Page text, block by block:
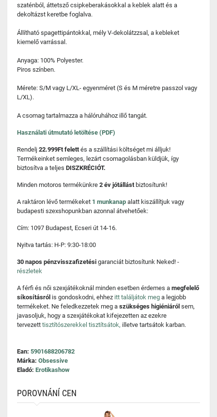
szaténból, áttetsző csipkeberakásokkal a keblek alatt és a
dekoltázst keretbe foglalva.
Állítható spagettipántokkal, mély V-dekolátzzsal, a kebleket
kiemelő varrással.
Anyaga: 100% Polyester.
Piros színben.
Mérete: S/M vagy L/XL- egyenméret (S és M méretre passzol vagy
L/XL).
A csomag tartalmazza a hálóruhához illő tangát.
Használati útmutató letöltése (PDF)
Rendelj 22.999Ft felettés a szállítási költséget mi álljuk!
Termékeinket semleges, lezárt csomagolásban küldjük, így
biztosítva a teljes DISZKRÉCIÓT.
Minden motoros termékünkre 2 év jótállást biztosítunk!
A raktáron lévő termékeket 1 munkanap alatt kiszállítjuk vagy
budapesti szexshopunkban azonnal átvehetőek:
Cím: 1097 Budapest, Ecseri út 14-16.
Nyitva tartás: H-P: 9:30-18:00
30 napos pénzvisszafizetési garanciát biztosítunk Neked! -
részletek
A férfi és női szexjátékoknál minden esetben érdemes a megfelelő
síkosításról is gondoskodni, ehhez itt találjátok meg a legjobb
termékeket. Ne feledkezzetek meg a szükséges higiéniáról sem,
javasoljuk, hogy a szexjátékokat kifejezetten az ezekre
tervezett tisztítószerekkel tisztítsátok, illetve tartsátok karban.
Ean: 5901688206782
Márka: Obsessive
Eladó: Erotikashow
POROVNÁNÍ CEN